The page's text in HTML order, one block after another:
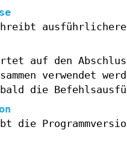
ausführlichere
auf den
verwendet
die
die